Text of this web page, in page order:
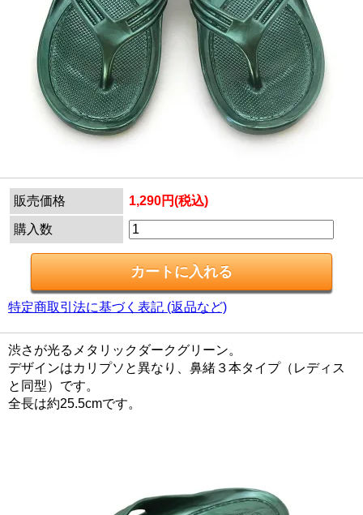
販売価格 1,290円(税込)
購入数
特定商取引法に基づく表記 (返品など)
渋さが光るメタリックダークグリーン。
デザインはカリプソと異なり、鼻緒３本タイプ（レディス
と同型）です。
全長は約25.5cmです。